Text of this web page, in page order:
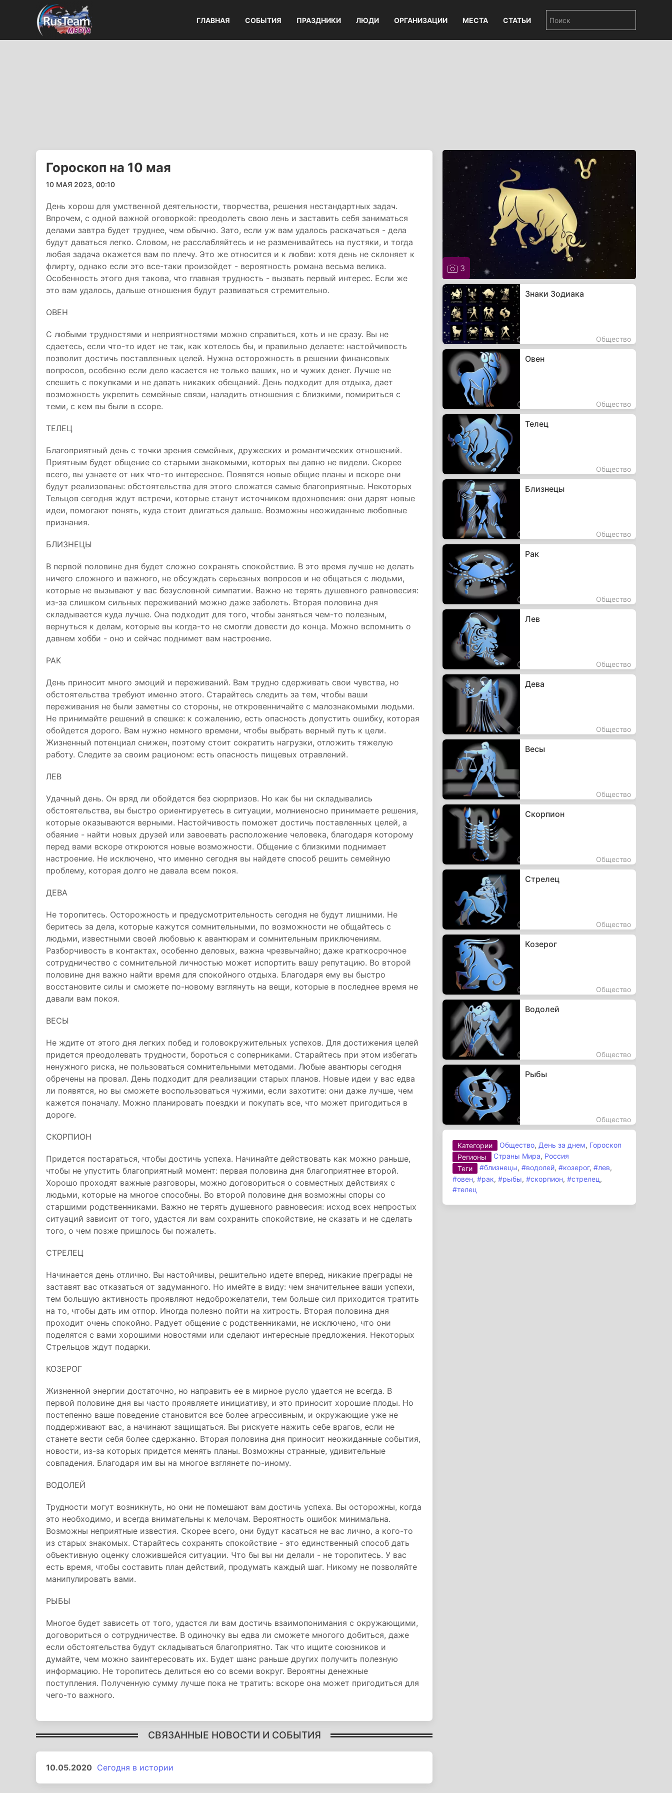
ГЛАВНАЯ СОБЫТИЯ ПРАЗДНИКИ ЛЮДИ ОРГАНИЗАЦИИ МЕСТА СТАТЬИ
Гороскоп на 10 мая
10 МАЯ 2023, 00:10
День хорош для умственной деятельности, творчества, решения нестандартных задач.
Впрочем, с одной важной оговоркой: преодолеть свою лень и заставить себя заниматься
делами завтра будет труднее, чем обычно. Зато, если уж вам удалось раскачаться - дела
будут даваться легко. Словом, не расслабляйтесь и не разменивайтесь на пустяки, и тогда
любая задача окажется вам по плечу. Это же относится и к любви: хотя день не склоняет к
флирту, однако если это все-таки произойдет - вероятность романа весьма велика.
Особенность этого дня такова, что главная трудность - вызвать первый интерес. Если же
это вам удалось, дальше отношения будут развиваться стремительно.
ОВЕН
С любыми трудностями и неприятностями можно справиться, хоть и не сразу. Вы не
сдаетесь, если что-то идет не так, как хотелось бы, и правильно делаете: настойчивость
позволит достичь поставленных целей. Нужна осторожность в решении финансовых
вопросов, особенно если дело касается не только ваших, но и чужих денег. Лучше не
спешить с покупками и не давать никаких обещаний. День подходит для отдыха, дает
возможность укрепить семейные связи, наладить отношения с близкими, помириться с
теми, с кем вы были в ссоре.
ТЕЛЕЦ
Благоприятный день с точки зрения семейных, дружеских и романтических отношений.
Приятным будет общение со старыми знакомыми, которых вы давно не видели. Скорее
всего, вы узнаете от них что-то интересное. Появятся новые общие планы и вскоре они
будут реализованы: обстоятельства для этого сложатся самые благоприятные. Некоторых
Тельцов сегодня ждут встречи, которые станут источником вдохновения: они дарят новые
идеи, помогают понять, куда стоит двигаться дальше. Возможны неожиданные любовные
признания.
БЛИЗНЕЦЫ
В первой половине дня будет сложно сохранять спокойствие. В это время лучше не делать
ничего сложного и важного, не обсуждать серьезных вопросов и не общаться с людьми,
которые не вызывают у вас безусловной симпатии. Важно не терять душевного равновесия:
из-за слишком сильных переживаний можно даже заболеть. Вторая половина дня
складывается куда лучше. Она подходит для того, чтобы заняться чем-то полезным,
вернуться к делам, которые вы когда-то не смогли довести до конца. Можно вспомнить о
давнем хобби - оно и сейчас поднимет вам настроение.
РАК
День приносит много эмоций и переживаний. Вам трудно сдерживать свои чувства, но
обстоятельства требуют именно этого. Старайтесь следить за тем, чтобы ваши
переживания не были заметны со стороны, не откровенничайте с малознакомыми людьми.
Не принимайте решений в спешке: к сожалению, есть опасность допустить ошибку, которая
обойдется дорого. Вам нужно немного времени, чтобы выбрать верный путь к цели.
Жизненный потенциал снижен, поэтому стоит сократить нагрузки, отложить тяжелую
работу. Следите за своим рационом: есть опасность пищевых отравлений.
ЛЕВ
Удачный день. Он вряд ли обойдется без сюрпризов. Но как бы ни складывались
обстоятельства, вы быстро ориентируетесь в ситуации, молниеносно принимаете решения,
которые оказываются верными. Настойчивость поможет достичь поставленных целей, а
обаяние - найти новых друзей или завоевать расположение человека, благодаря которому
перед вами вскоре откроются новые возможности. Общение с близкими поднимает
настроение. Не исключено, что именно сегодня вы найдете способ решить семейную
проблему, которая долго не давала всем покоя.
ДЕВА
Не торопитесь. Осторожность и предусмотрительность сегодня не будут лишними. Не
беритесь за дела, которые кажутся сомнительными, по возможности не общайтесь с
людьми, известными своей любовью к авантюрам и сомнительным приключениям.
Разборчивость в контактах, особенно деловых, важна чрезвычайно; даже краткосрочное
сотрудничество с сомнительной личностью может испортить вашу репутацию. Во второй
половине дня важно найти время для спокойного отдыха. Благодаря ему вы быстро
восстановите силы и сможете по-новому взглянуть на вещи, которые в последнее время не
давали вам покоя.
ВЕСЫ
Не ждите от этого дня легких побед и головокружительных успехов. Для достижения целей
придется преодолевать трудности, бороться с соперниками. Старайтесь при этом избегать
ненужного риска, не пользоваться сомнительными методами. Любые авантюры сегодня
обречены на провал. День подходит для реализации старых планов. Новые идеи у вас едва
ли появятся, но вы сможете воспользоваться чужими, если захотите: они даже лучше, чем
кажется поначалу. Можно планировать поездки и покупать все, что может пригодиться в
дороге.
СКОРПИОН
Придется постараться, чтобы достичь успеха. Начинайте действовать как можно раньше,
чтобы не упустить благоприятный момент: первая половина дня благоприятнее второй.
Хорошо проходят важные разговоры, можно договориться о совместных действиях с
людьми, которые на многое способны. Во второй половине дня возможны споры со
старшими родственниками. Важно не терять душевного равновесия: исход всех непростых
ситуаций зависит от того, удастся ли вам сохранить спокойствие, не сказать и не сделать
того, о чем позже пришлось бы пожалеть.
СТРЕЛЕЦ
Начинается день отлично. Вы настойчивы, решительно идете вперед, никакие преграды не
заставят вас отказаться от задуманного. Но имейте в виду: чем значительнее ваши успехи,
тем большую активность проявляют недоброжелатели, тем больше сил приходится тратить
на то, чтобы дать им отпор. Иногда полезно пойти на хитрость. Вторая половина дня
проходит очень спокойно. Радует общение с родственниками, не исключено, что они
поделятся с вами хорошими новостями или сделают интересные предложения. Некоторых
Стрельцов ждут подарки.
КОЗЕРОГ
Жизненной энергии достаточно, но направить ее в мирное русло удается не всегда. В
первой половине дня вы часто проявляете инициативу, и это приносит хорошие плоды. Но
постепенно ваше поведение становится все более агрессивным, и окружающие уже не
поддерживают вас, а начинают защищаться. Вы рискуете нажить себе врагов, если не
станете вести себя более сдержанно. Вторая половина дня приносит неожиданные события,
новости, из-за которых придется менять планы. Возможны странные, удивительные
совпадения. Благодаря им вы на многое взглянете по-иному.
ВОДОЛЕЙ
Трудности могут возникнуть, но они не помешают вам достичь успеха. Вы осторожны, когда
это необходимо, и всегда внимательны к мелочам. Вероятность ошибок минимальна.
Возможны неприятные известия. Скорее всего, они будут касаться не вас лично, а кого-то
из старых знакомых. Старайтесь сохранять спокойствие - это единственный способ дать
объективную оценку сложившейся ситуации. Что бы вы ни делали - не торопитесь. У вас
есть время, чтобы составить план действий, продумать каждый шаг. Никому не позволяйте
манипулировать вами.
РЫБЫ
Многое будет зависеть от того, удастся ли вам достичь взаимопонимания с окружающими,
договориться о сотрудничестве. В одиночку вы едва ли сможете многого добиться, даже
если обстоятельства будут складываться благоприятно. Так что ищите союзников и
думайте, чем можно заинтересовать их. Будет шанс раньше других получить полезную
информацию. Не торопитесь делиться ею со всеми вокруг. Вероятны денежные
поступления. Полученную сумму лучше пока не тратить: вскоре она может пригодиться для
чего-то важного.
СВЯЗАННЫЕ НОВОСТИ И СОБЫТИЯ
10.05.2020 Сегодня в истории
3
Знаки Зодиака
Общество
Овен
Общество
Телец
Общество
Близнецы
Общество
Рак
Общество
Лев
Общество
Дева
Общество
Весы
Общество
Скорпион
Общество
Стрелец
Общество
Козерог
Общество
Водолей
Общество
Рыбы
Общество
Категории Общество, День за днем, Гороскоп
Регионы
Страны Мира, Россия
Теги
#близнецы,#водолей,#козерог,#лев,
#овен,#рак,#рыбы,#скорпион,#стрелец,
#телец